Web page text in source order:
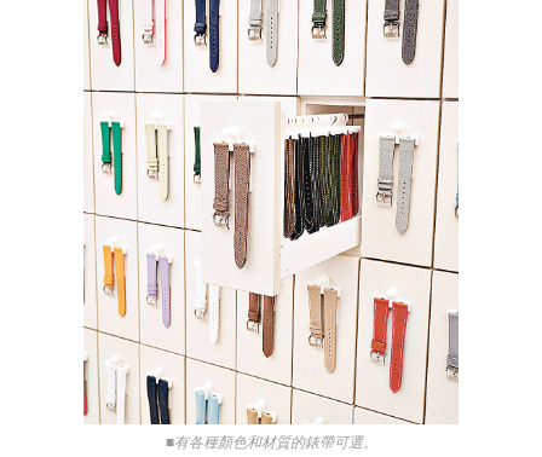
■有各種顏色和材質的錶帶可選。